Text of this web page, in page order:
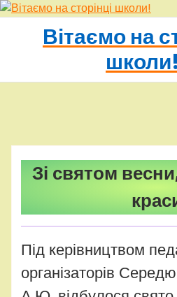
Перейти
контентуВітаємо на
школи!
Uncategorized
Зі святом
Під керівництвом
організаторів